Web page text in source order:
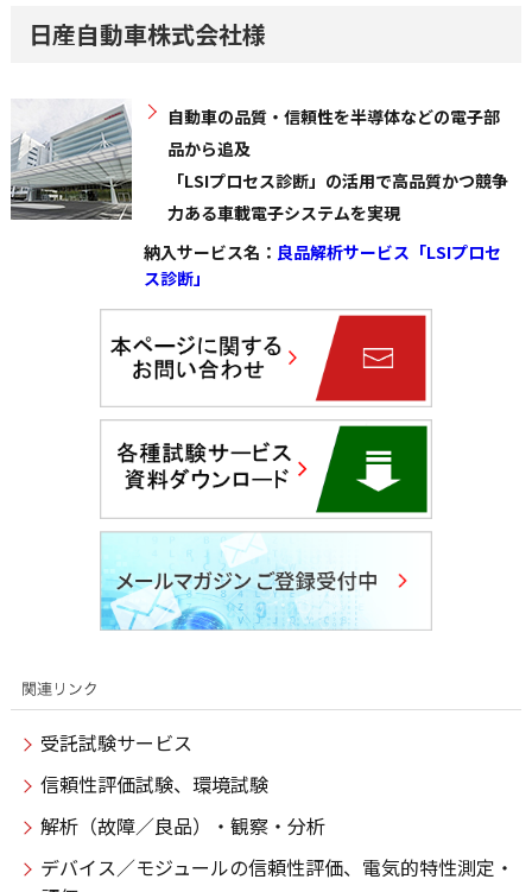
日産自動車株式会社様
自動車の品質・信頼性を半導体などの電子部
品から追及
「LSIプロセス診断」の活用で高品質かつ競争
力ある車載電子システムを実現
納入サービス名： 良品解析サービス「LSIプロセ
ス診断」
受託試験サービス
信頼性評価試験、環境試験
解析（故障／良品）・観察・分析
デバイス／モジュールの信頼性評価、電気的特性測定・